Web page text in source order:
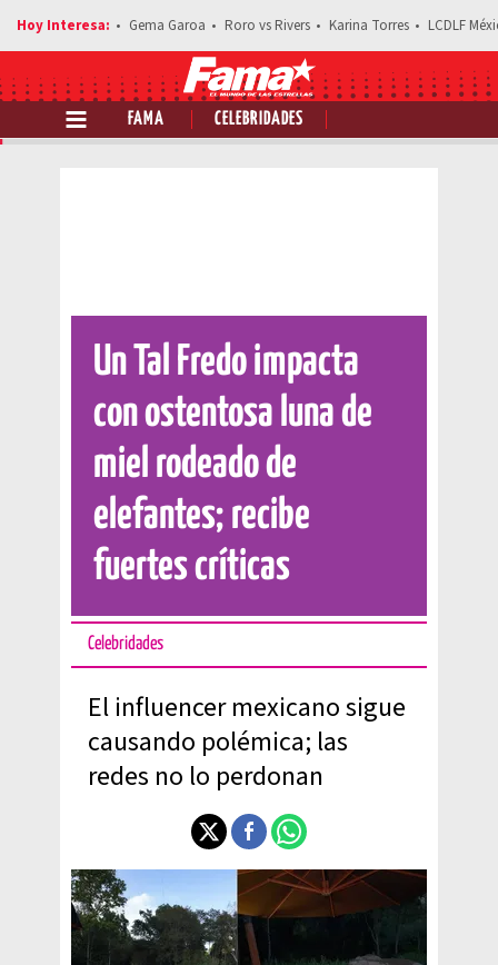
Gema Garoa Roro vs Rivers Karina Torres LCDLF
FAMA CELEBRIDADES
Comparte esta noticia
Un Tal Fredo impacta
con ostentosa luna de
miel rodeado de
elefantes; recibe
fuertes críticas
Celebridades
El influencer mexicano sigue
causando polémica; las
redes no lo perdonan